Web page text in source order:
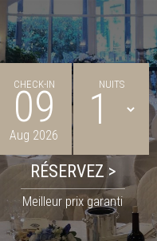
CHECK-IN
09
Aug 2026
NUITS
Meilleur prix garanti